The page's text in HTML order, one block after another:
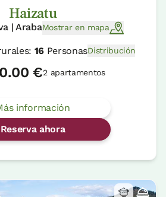
Haizatu
| ArabaMostrar en mapa
16 PersonasDistribución
€2 apartamentos
información
Reserva ahora